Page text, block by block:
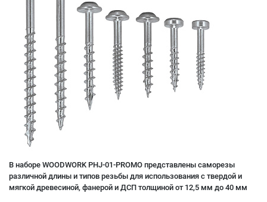
В наборе WOODWORK PHJ-01-PROMO представлены саморезы
различной длины и типов резьбы для использования с твердой и
мягкой древесиной, фанерой и ДСП толщиной от 12,5 мм до 40 мм